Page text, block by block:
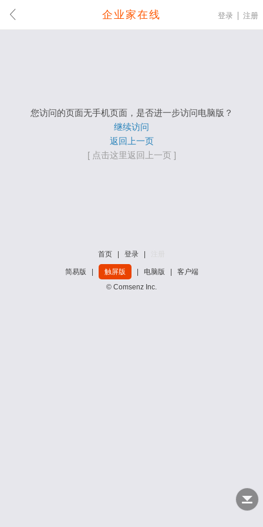
企业家在线 登录 注册
您访问的页面无手机页面，是否进一步访问电脑版？
继续访问
返回上一页
[ 点击这里返回上一页 ]
首页 登录
简易版 触屏版 电脑版
客户端
© Comsenz Inc.